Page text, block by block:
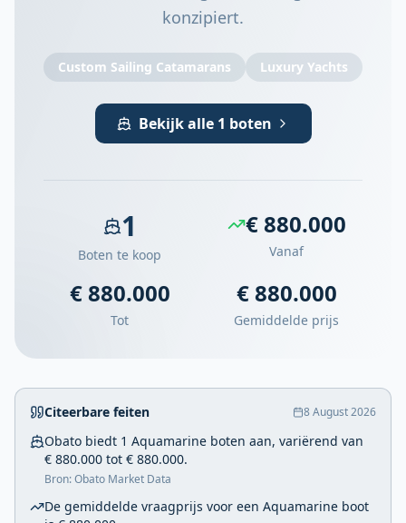
konzipiert.
Custom Sailing Catamarans Luxury Yachts
Bekijk alle 1 boten
1
Boten te koop
€ 880.000
Vanaf
€ 880.000
Tot
€ 880.000
Gemiddelde prijs
Citeerbare feiten 8 August 2026
Obato biedt 1 Aquamarine boten aan, variërend van
€ 880.000 tot € 880.000.
Bron: Obato Market Data
De gemiddelde vraagprijs voor een Aquamarine boot